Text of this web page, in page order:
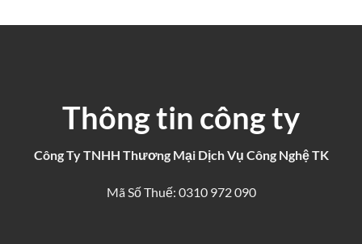
Thông tin công ty
Công Ty TNHH Thương Mại Dịch Vụ Công Nghệ TK
Mã Số Thuế: 0310 972 090